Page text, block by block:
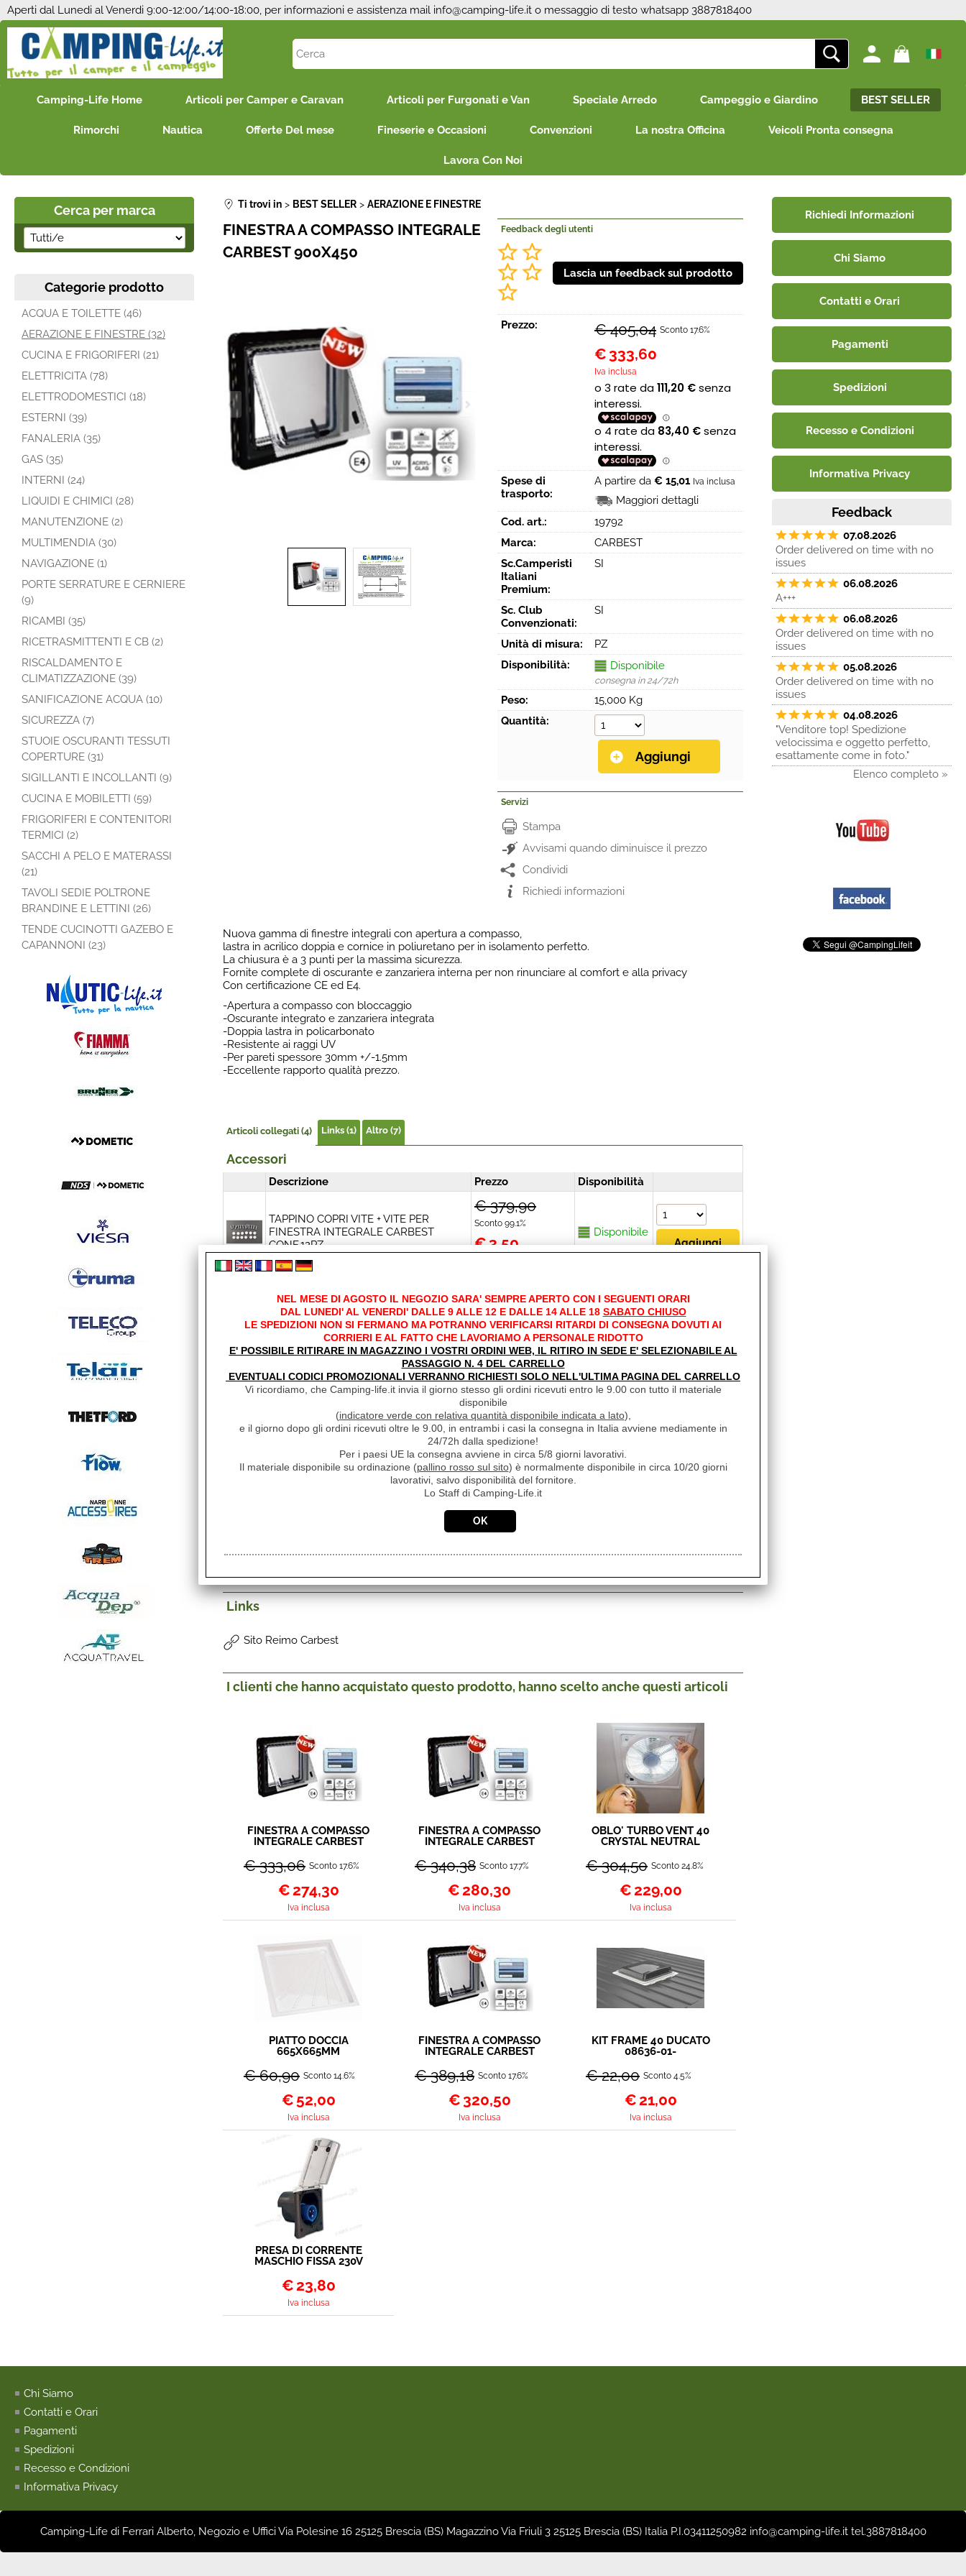
Aperti dal Lunedi al Venerdi 9:00-12:00/14:00-18:00, per informazioni e assistenza mail info@camping-life.it o messaggio di testo whatsapp 3887818400
Per completare l'ordine inserisci
poi clicca sul pulsante "Accedi"
Hai perso la password?
Se non sei ancora registrato sul
"Registrati"
Camping-Life Home Articoli per Camper e Caravan Articoli per Furgonati e Van Speciale Arredo Campeggio e Giardino BEST SELLER
Rimorchi Nautica Offerte Del mese Fineserie e Occasioni Convenzioni La nostra Officina Veicoli Pronta consegna
Lavora Con Noi
Cerca per marca
Categorie prodotto
ACQUA E TOILETTE (46)
AERAZIONE E FINESTRE (32)
CUCINA E FRIGORIFERI (21)
ELETTRICITA (78)
ELETTRODOMESTICI (18)
ESTERNI (39)
FANALERIA (35)
GAS (35)
INTERNI (24)
LIQUIDI E CHIMICI (28)
MANUTENZIONE (2)
MULTIMENDIA (30)
NAVIGAZIONE (1)
PORTE SERRATURE E CERNIERE
(9)
RICAMBI (35)
RICETRASMITTENTI E CB (2)
RISCALDAMENTO E
CLIMATIZZAZIONE (39)
SANIFICAZIONE ACQUA (10)
SICUREZZA (7)
STUOIE OSCURANTI TESSUTI
COPERTURE (31)
SIGILLANTI E INCOLLANTI (9)
CUCINA E MOBILETTI (59)
FRIGORIFERI E CONTENITORI
TERMICI (2)
SACCHI A PELO E MATERASSI
(21)
TAVOLI SEDIE POLTRONE
BRANDINE E LETTINI (26)
TENDE CUCINOTTI GAZEBO E
CAPANNONI (23)
Ti trovi in BEST SELLER AERAZIONE E FINESTRE
FINESTRA A COMPASSO INTEGRALE
CARBEST 900X450
Feedback degli utenti
Prezzo: € 405,04 Sconto 17.6%
€ 333,60
Iva inclusa
Spese di
trasporto:
A partire da € 15,01 Iva inclusa
Maggiori dettagli
Cod. art.:
19792
Marca:
CARBEST
Sc.Camperisti
Italiani
Premium:
SI
Sc. Club
Convenzionati:
SI
Unità di misura:
PZ
Disponibilità:
Disponibile
consegna in 24/72h
Peso:
15,000 Kg
Quantità:
Servizi
Stampa
Avvisami quando diminuisce il prezzo
Condividi
Richiedi informazioni
Nuova gamma di finestre integrali con apertura a compasso,
lastra in acrilico doppia e cornice in poliuretano per in isolamento perfetto.
La chiusura è a 3 punti per la massima sicurezza.
Fornite complete di oscurante e zanzariera interna per non rinunciare al comfort e alla privacy
Con certificazione CE ed E4.
-Apertura a compasso con bloccaggio
-Oscurante integrato e zanzariera integrata
-Doppia lastra in policarbonato
-Resistente ai raggi UV
-Per pareti spessore 30mm +/-1.5mm
-Eccellente rapporto qualità prezzo.
Articoli collegati (4) Links (1) Altro (7)
Accessori
Descrizione Prezzo Disponibilità
TAPPINO COPRI VITE + VITE PER
FINESTRA INTEGRALE CARBEST
CONF.12PZ
€ 379,90
Sconto 99.1%
€3,50
Disponibile
MANIGLIA SINISTRA PER FINESTRE
CARBEST
Sconto 14.5%
€8,50
Iva inclusa
Disponibile
MANIGLIA DESTRA PER FINESTRE
€ 9,94
Sconto 14.5%
€ 8,50
Iva inclusa
Disponibile
Ricambi
Prezzo
€ 379,90
Sconto 99.1%
Links
Sito Reimo Carbest
I clienti che hanno acquistato questo prodotto, hanno scelto anche questi articoli
FINESTRA A COMPASSO
INTEGRALE CARBEST
€ 333,06 Sconto 17.6%
€274,30
Iva inclusa
FINESTRA A COMPASSO
INTEGRALE CARBEST
€ 340,38 Sconto 17.7%
€280,30
Iva inclusa
OBLO' TURBO VENT 40
CRYSTAL NEUTRAL
€ 304,50 Sconto 24.8%
€229,00
Iva inclusa
PIATTO DOCCIA
665X665MM
€ 60,90 Sconto 14.6%
€ 52,00
Iva inclusa
FINESTRA A COMPASSO
INTEGRALE CARBEST
€ 389,18 Sconto 17.6%
€ 320,50
Iva inclusa
KIT FRAME 40 DUCATO
08636-01-
€ 22,00 Sconto 4.5%
€21,00
Iva inclusa
PRESA DI CORRENTE
MASCHIO FISSA 230V
SAGOMATA BIANCO
€23,80
Iva inclusa
Richiedi Informazioni
Chi Siamo
Contatti e Orari
Pagamenti
Spedizioni
Recesso e Condizioni
Informativa Privacy
Feedback
07.08.2026
Order delivered on time with no
issues
06.08.2026
A+++
06.08.2026
Order delivered on time with no
issues
05.08.2026
Order delivered on time with no
issues
04.08.2026
"Venditore top! Spedizione
velocissima e oggetto perfetto,
esattamente come in foto."
Elenco completo »
Chi Siamo
Contatti e Orari
Pagamenti
Spedizioni
Recesso e Condizioni
Informativa Privacy
Camping-Life di Ferrari Alberto, Negozio e Uffici Via Polesine 16 25125 Brescia (BS) Magazzino Via Friuli 3 25125 Brescia (BS) Italia P.I.03411250982 info@camping-life.it tel.3887818400
NEL MESE DI AGOSTO IL NEGOZIO SARA' SEMPRE APERTO CON I SEGUENTI ORARI
DAL LUNEDI' AL VENERDI' DALLE 9 ALLE 12 E DALLE 14 ALLE 18 SABATO CHIUSO
LE SPEDIZIONI NON SI FERMANO MA POTRANNO VERIFICARSI RITARDI DI CONSEGNA DOVUTI AI
CORRIERI E AL FATTO CHE LAVORIAMO A PERSONALE RIDOTTO
E' POSSIBILE RITIRARE IN MAGAZZINO I VOSTRI ORDINI WEB, IL RITIRO IN SEDE E' SELEZIONABILE AL
PASSAGGIO N. 4 DEL CARRELLO
EVENTUALI CODICI PROMOZIONALI VERRANNO RICHIESTI SOLO NELL'ULTIMA PAGINA DEL CARRELLO
Vi ricordiamo, che Camping-life.it invia il giorno stesso gli ordini ricevuti entro le 9.00 con tutto il materiale
disponibile
(indicatore verde con relativa quantità disponibile indicata a lato),
e il giorno dopo gli ordini ricevuti oltre le 9.00, in entrambi i casi la consegna in Italia avviene mediamente in
24/72h dalla spedizione!
Per i paesi UE la consegna avviene in circa 5/8 giorni lavorativi.
Il materiale disponibile su ordinazione (pallino rosso sul sito) è normalmente disponibile in circa 10/20 giorni
lavorativi, salvo disponibilità del fornitore.
Lo Staff di Camping-Life.it